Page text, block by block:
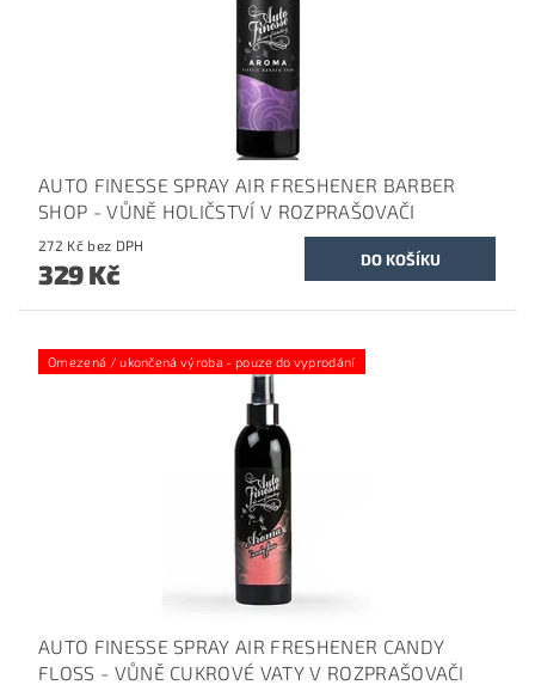
AUTO FINESSE SPRAY AIR FRESHENER BARBER
SHOP - VŮNĚ HOLIČSTVÍ V ROZPRAŠOVAČI
272 Kč bez DPH
329 Kč
Omezená / ukončená výroba - pouze do vyprodání
AUTO FINESSE SPRAY AIR FRESHENER CANDY
FLOSS - VŮNĚ CUKROVÉ VATY V ROZPRAŠOVAČI